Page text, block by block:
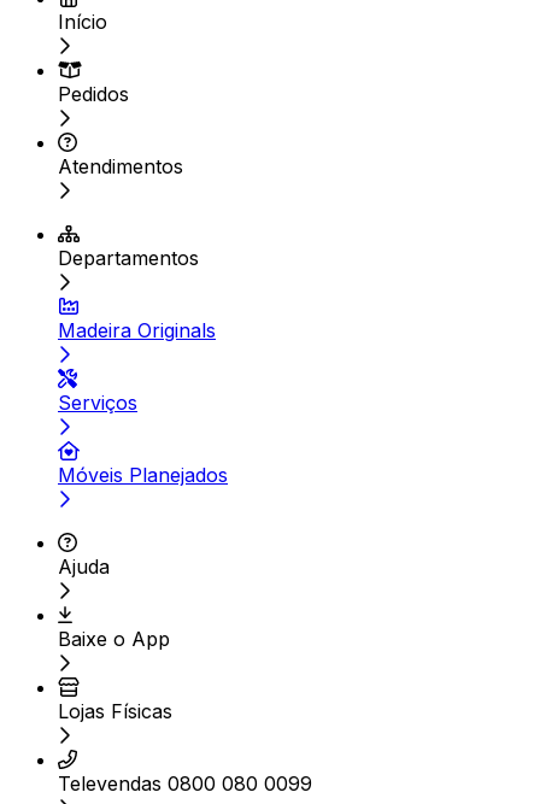
Início
Pedidos
Atendimentos
Departamentos
Madeira Originals
Serviços
Móveis Planejados
Ajuda
Baixe o App
Lojas Físicas
Televendas 0800 080 0099